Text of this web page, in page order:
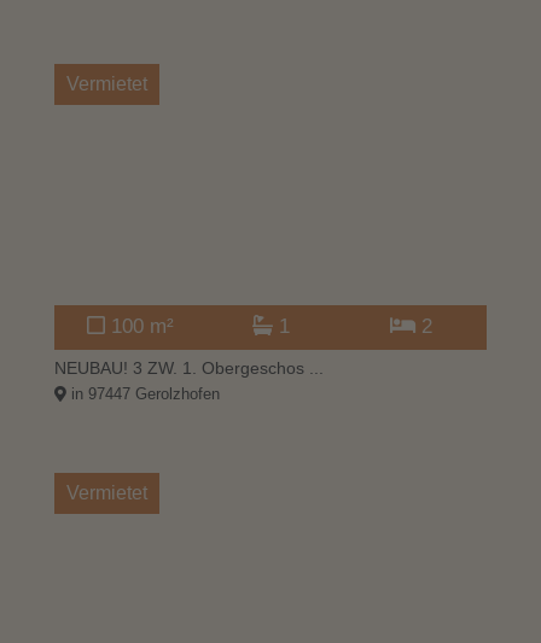
Vermietet
100 m² 1 2
NEUBAU! 3 ZW. 1. Obergeschos ...
in 97447 Gerolzhofen
Vermietet